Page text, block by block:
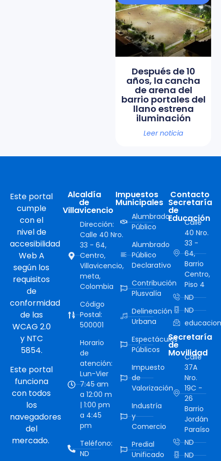
Después de 10
años, la cancha
de arena del
barrio portales del
llano estrena
iluminación
Leer noticia
Este portal
cumple
con el
nivel de
accesibilidad
Web A
según los
requisitos
de
conformidad
de las
WCAG 2.0
y NTC
5854.
Este portal
funciona
con todos
los
navegadores
del
mercado.
Alcaldía
de
Villavicencio
Dirección:
Calle 40 Nro.
33 - 64,
Centro,
Villavicencio,
meta,
Colombia
Código
Postal:
500001
Horario
de
atención:
Lun-Vier
7:45 am
a 12:00 m
| 1:00 pm
a 4:45
pm
Teléfono:
ND
Impuestos
Municipales
Alumbrado
Público
Alumbrado
Público
Declarativo
Contribución
Plusvalía
Delineación
Urbana
Espectáculos
Públicos
Impuesto
de
Valorización
Industría
y
Comercio
Predial
Unificado
Contacto
Secretaría
de
Educación
Calle
40 Nro.
33 -
64,
Barrio
Centro,
Piso 4
ND
ND
Secretaría
de
Movilidad
Calle
37A
Nro.
19C -
26
Barrio
Jordán
Paraíso
ND
ND